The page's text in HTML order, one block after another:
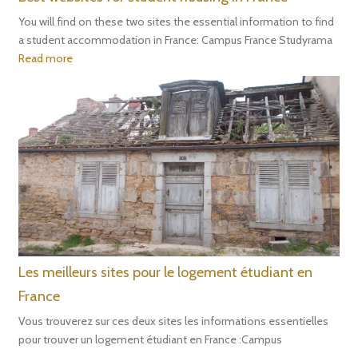
You will find on these two sites the essential information to find
a student accommodation in France: Campus France Studyrama
Read more
Les meilleurs sites pour le logement étudiant en
France
Vous trouverez sur ces deux sites les informations essentielles
pour trouver un logement étudiant en France :Campus